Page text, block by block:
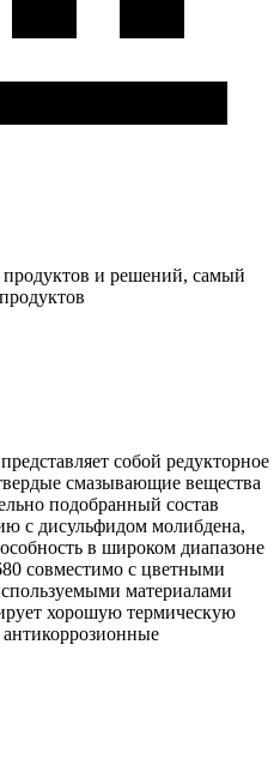
и решений, самый
собой редукторное
смазывающие вещества
подобранный состав
с дисульфидом молибдена,
в широком диапазоне
совместимо с цветными
материалами
хорошую термическую